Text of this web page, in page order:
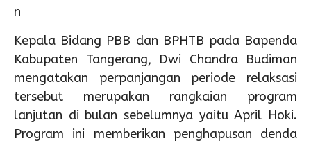
n
Kepala Bidang PBB dan BPHTB pada Bapenda
Kabupaten Tangerang, Dwi Chandra Budiman
mengatakan perpanjangan periode relaksasi
tersebut merupakan rangkaian program
lanjutan di bulan sebelumnya yaitu April Hoki.
Program ini memberikan penghapusan denda